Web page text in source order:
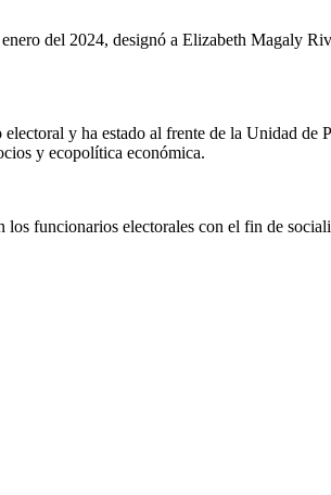
del 2024, designó a Elizabeth Magaly
y ha estado al frente de la Unidad
y ecopolítica económica.
los funcionarios electorales con el fin de